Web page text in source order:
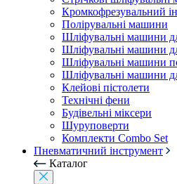
Кромкофрезувальний
Полірувальні машини
Шліфувальні машини
Шліфувальні машини
Шліфувальні машини
Шліфувальні машини
Клейові пістолети
Технічні фени
Будівельні міксери
Шуруповерти
Комплекти Combo Set
Пневматичний інструмент
Каталог